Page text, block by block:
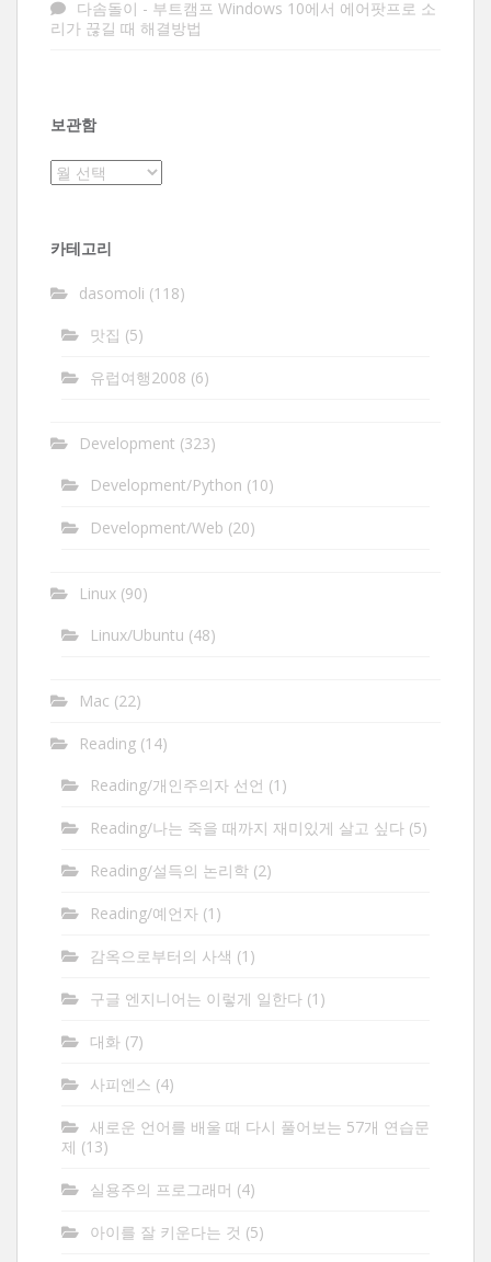
다솜돌이 - 부트캠프 Windows 10에서 에어팟프로 소
리가 끊길 때 해결방법
보관함
보
카테고리
dasomoli (118)
맛집 (5)
유럽여행2008 (6)
Development (323)
Development/Python (10)
Development/Web (20)
Linux (90)
Linux/Ubuntu (48)
Mac (22)
Reading (14)
Reading/개인주의자 선언 (1)
Reading/나는 죽을 때까지 재미있게 살고 싶다 (5)
Reading/설득의 논리학 (2)
Reading/예언자 (1)
감옥으로부터의 사색 (1)
구글 엔지니어는 이렇게 일한다 (1)
대화 (7)
사피엔스 (4)
새로운 언어를 배울 때 다시 풀어보는 57개 연습문
제 (13)
실용주의 프로그래머 (4)
아이를 잘 키운다는 것 (5)